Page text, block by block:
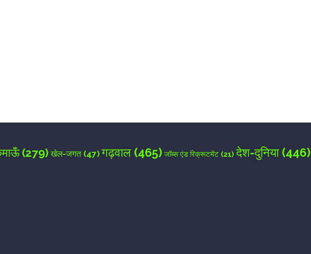
(279) खेल-जगत (47) गढ़वाल (465) जॉब्स एंड रिक्रूटमेंट (21) देश-दुनिया(446)